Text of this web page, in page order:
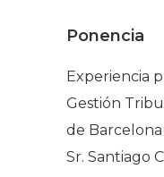
Ponencia
Experiencia
Gestión
de Barcelona
Sr. Santiago